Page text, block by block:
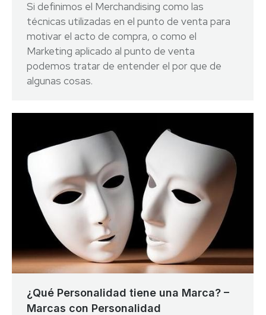
Si definimos el Merchandising como las
técnicas utilizadas en el punto de venta para
motivar el acto de compra, o como el
Marketing aplicado al punto de venta
podemos tratar de entender el por que de
algunas cosas.
¿Qué Personalidad tiene una Marca? –
Marcas con Personalidad